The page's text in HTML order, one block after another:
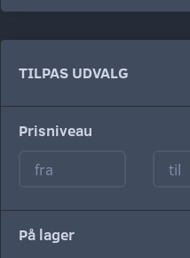
TILPAS UDVALG
Prisniveau
På lager